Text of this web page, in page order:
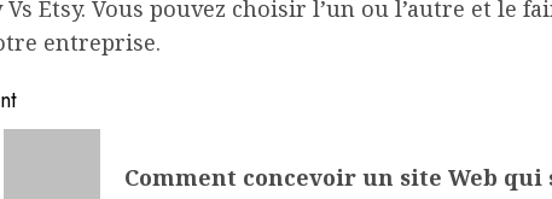
Vs Etsy. Vous pouvez choisir l’un ou l’autre et le
entreprise.
Comment concevoir un site Web qui